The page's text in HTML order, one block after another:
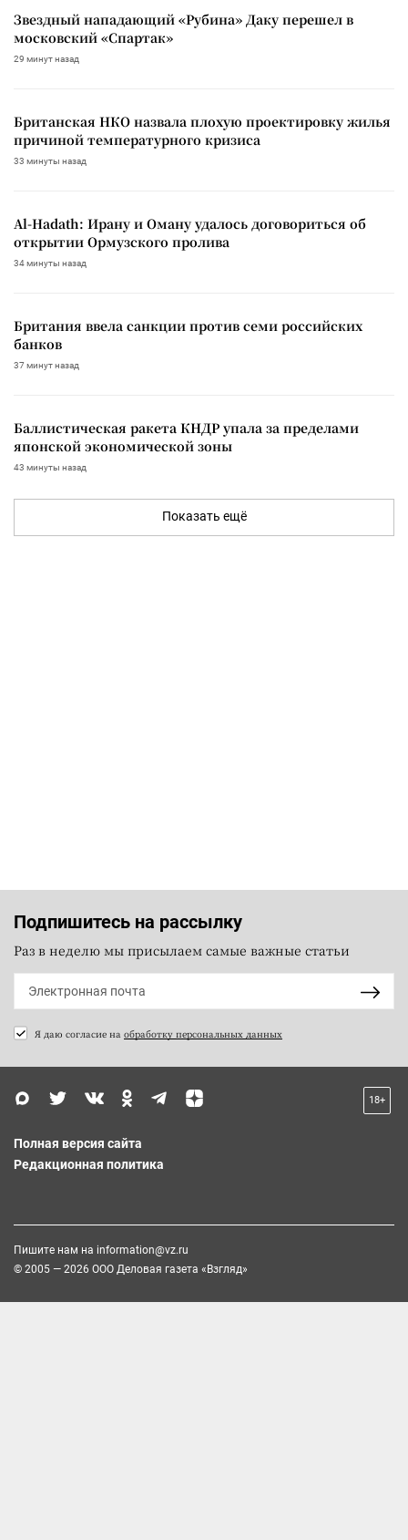
Звездный нападающий «Рубина» Даку перешел в
московский «Спартак»
29 минут назад
Британская НКО назвала плохую проектировку жилья
причиной температурного кризиса
33 минуты назад
Al-Hadath: Ирану и Оману удалось договориться об
открытии Ормузского пролива
34 минуты назад
Британия ввела санкции против семи российских
банков
37 минут назад
Баллистическая ракета КНДР упала за пределами
японской экономической зоны
43 минуты назад
Показать ещё
Подпишитесь на рассылку
Раз в неделю мы присылаем самые важные статьи
Я даю согласие на обработку персональных данных
18+
Полная версия сайта
Редакционная политика
Пишите нам на information@vz.ru
© 2005 — 2026 ООО Деловая газета «Взгляд»